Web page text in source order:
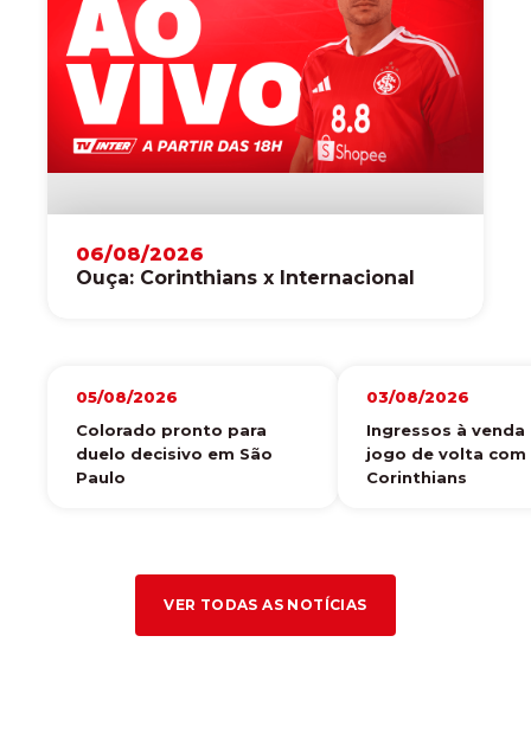
06/08/2026
Ouça: Corinthians x Internacional
05/08/2026
Colorado pronto para
duelo decisivo em São
Paulo
03/08/2026
Ingressos à venda
jogo de volta com
Corinthians
VER TODAS AS NOTÍCIAS